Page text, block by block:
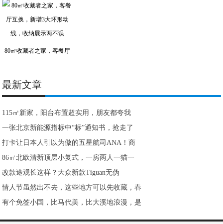
80㎡收藏者之家，客餐厅
最新文章
115㎡新家，阳台布置超实用，朋友都夸我
一张北京新能源指标中“标”通知书，抢走了
打卡让日本人引以为傲的五星航司ANA！商
86㎡北欧清新顶层小复式，一房两人一猫一
改款途观长这样？大众新款Tiguan无伪
情人节虽然出不去，这些地方可以先收藏，春
有个免签小国，比马代美，比大溪地浪漫，是